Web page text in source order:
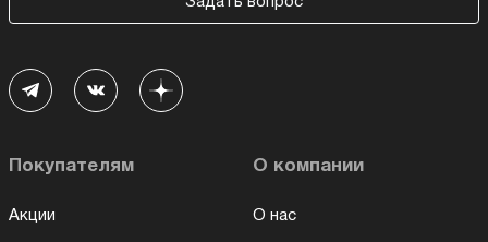
Покупателям
Акции
О компании
О нас